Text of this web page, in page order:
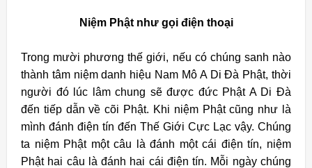
Niệm Phật như gọi điện thoại
Trong mười phương thế giới, nếu có chúng sanh nào
thành tâm niệm danh hiệu Nam Mô A Di Đà Phật, thời
người đó lúc lâm chung sẽ được đức Phật A Di Đà
đến tiếp dẫn về cõi Phật. Khi niệm Phật cũng như là
mình đánh điện tín đến Thế Giới Cực Lạc vậy. Chúng
ta niệm Phật một câu là đánh một cái điện tín, niệm
Phật hai câu là đánh hai cái điện tín. Mỗi ngày chúng